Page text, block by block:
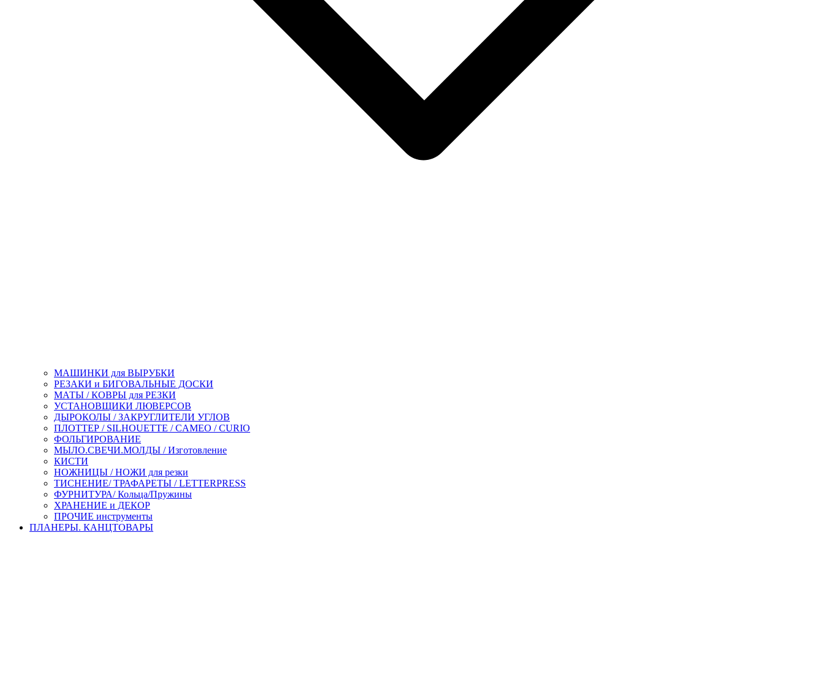
МАШИНКИ для ВЫРУБКИ
РЕЗАКИ и БИГОВАЛЬНЫЕ ДОСКИ
МАТЫ / КОВРЫ для РЕЗКИ
УСТАНОВЩИКИ ЛЮВЕРСОВ
ДЫРОКОЛЫ / ЗАКРУГЛИТЕЛИ УГЛОВ
ПЛОТТЕР / SILHOUETTE / CAMEO / CURIO
ФОЛЬГИРОВАНИЕ
МЫЛО.СВЕЧИ.МОЛДЫ / Изготовление
КИСТИ
НОЖНИЦЫ / НОЖИ для резки
ТИСНЕНИЕ/ ТРАФАРЕТЫ / LETTERPRESS
ФУРНИТУРА/ Кольца/Пружины
ХРАНЕНИЕ и ДЕКОР
ПРОЧИЕ инструменты
ПЛАНЕРЫ. КАНЦТОВАРЫ